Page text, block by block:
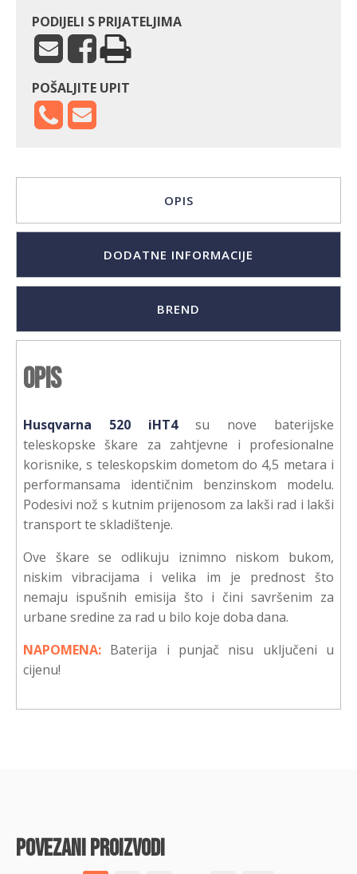
PODIJELI S PRIJATELJIMA
POŠALJITE UPIT
OPIS
DODATNE INFORMACIJE
BREND
Opis
Husqvarna 520 iHT4su nove baterijske
teleskopske škare za zahtjevne i profesionalne
korisnike, s teleskopskim dometom do 4,5 metara i
performansama identičnim benzinskom modelu.
Podesivi nož s kutnim prijenosom za lakši rad i lakši
transport te skladištenje.
Ove škare se odlikuju iznimno niskom bukom,
niskim vibracijama i velika im je prednost što
nemaju ispušnih emisija što i čini savršenim za
urbane sredine za rad u bilo koje doba dana.
NAPOMENA: Baterija i punjač nisu uključeni u
cijenu!
povezani proizvodi